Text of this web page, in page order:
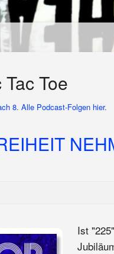
Tac Toe
8. Alle Podcast-Folgen hier.
Ist